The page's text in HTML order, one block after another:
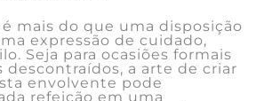
mais do que uma disposição
expressão de cuidado,
Seja para ocasiões formais
a arte de criar
envolvente pode
refeição em uma